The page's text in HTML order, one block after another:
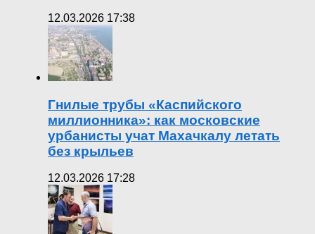
12.03.2026 17:38
Гнилые трубы «Каспийского
миллионника»: как московские
урбанисты учат Махачкалу летать
без крыльев
12.03.2026 17:28